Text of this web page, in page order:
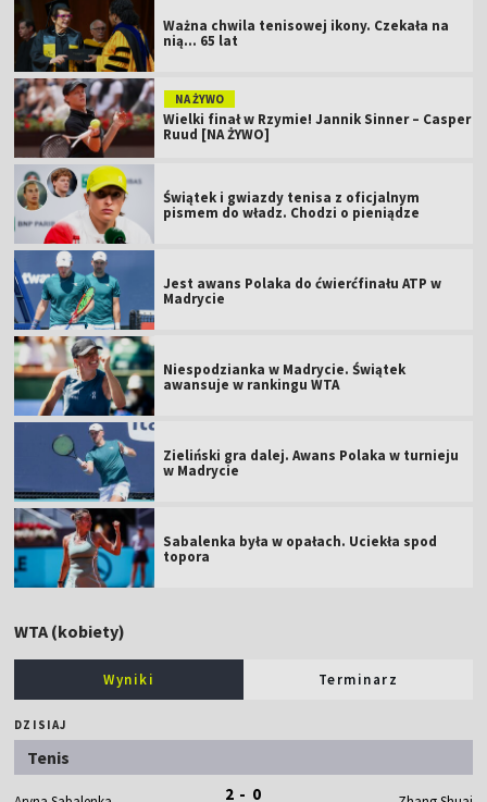
Ważna chwila tenisowej ikony. Czekała na
nią... 65 lat
NA ŻYWO
Wielki finał w Rzymie! Jannik Sinner – Casper
Ruud [NA ŻYWO]
Świątek i gwiazdy tenisa z oficjalnym
pismem do władz. Chodzi o pieniądze
Jest awans Polaka do ćwierćfinału ATP w
Madrycie
Niespodzianka w Madrycie. Świątek
awansuje w rankingu WTA
Zieliński gra dalej. Awans Polaka w turnieju
w Madrycie
Sabalenka była w opałach. Uciekła spod
topora
WTA (kobiety)
Wyniki Terminarz
DZISIAJ
Tenis
2 - 0